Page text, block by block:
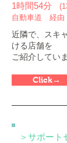
1時間54分
自動車道 経由
近隣で、スキ
ける店舗を
ご紹介してい
Click→
＞サポート